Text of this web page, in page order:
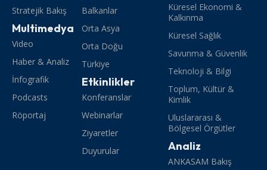
Stratejik Bakış
Multimedya
Video
Haber & Analiz
İnfografik
Podcasts
Röportaj
Balkanlar
Orta Asya
Orta Doğu
Türkiye
Etkinlikler
Konferanslar
Webinarlar
Ziyaretler
Duyurular
Küresel Ekonomi &
Kalkınma
Küresel Sağlık
Savunma & Güvenlik
Teknoloji & Bilgi
Toplum, Kültür &
Kimlik
Uluslararası &
Bölgesel Örgütler
Analiz
ANKASAM Bakış